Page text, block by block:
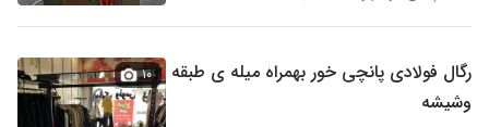
رگال فولادی پانچی خور بهمراه میله ی طبقه
وشیشه
۱۰